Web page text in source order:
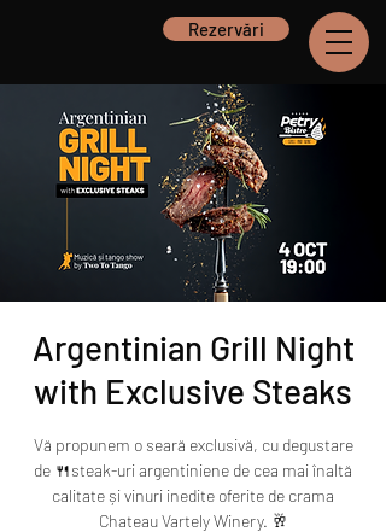
Rezervări
Argentinian Grill Night
with Exclusive Steaks
Vă propunem o seară exclusivă, cu degustare
de 🍴steak-uri argentiniene de cea mai înaltă
calitate și vinuri inedite oferite de crama
Chateau Vartely Winery. 🥂